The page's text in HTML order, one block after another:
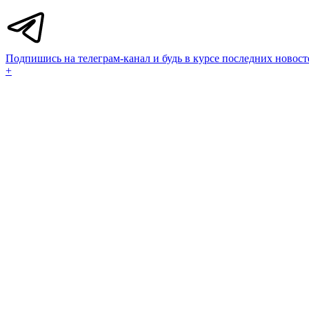
Подпишись на телеграм-канал и будь в курсе последних
+